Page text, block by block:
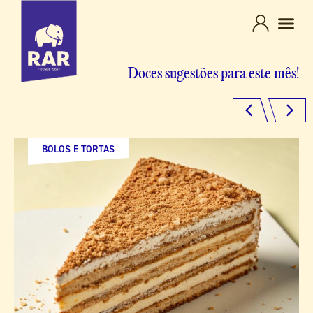
BOLOS E TORTAS
BOLOS E TORTAS
SOBREMESAS
SOBREMESAS
DOCES TRADICIONAIS
Doces sugestões para este mês!